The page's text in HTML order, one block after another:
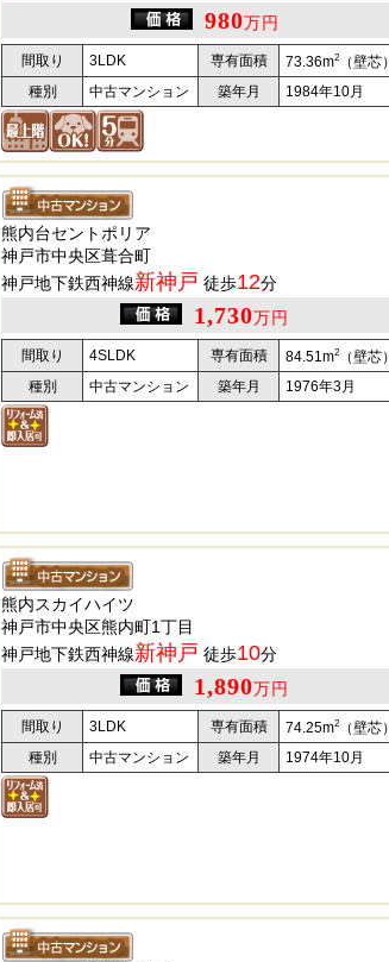
980万円
間取り 3LDK 専有面積 73.36m2
（壁芯）
種別
中古マンション 築年月 1984年10月
熊内台セントポリア
神戸市中央区葺合町
神戸地下鉄西神線新神戸 徒歩12分
1,730万円
間取り 4SLDK 専有面積 84.51m2
（壁芯）
種別
中古マンション 築年月 1976年3月
熊内スカイハイツ
神戸市中央区熊内町1丁目
神戸地下鉄西神線新神戸 徒歩10分
1,890万円
間取り 3LDK 専有面積 74.25m2
（壁芯）
種別
中古マンション 築年月 1974年10月